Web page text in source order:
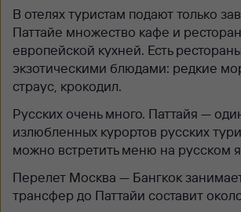
В отелях туристам подают только
Паттайе множество кафе и
европейской кухней. Есть
экзотическими блюдами: редкие
страус, крокодил.
Русских очень много. Паттайя —
излюбленных курортов русских
можно встретить меню на русском
Перелет Москва — Бангкок
трансфер до Паттайи составит